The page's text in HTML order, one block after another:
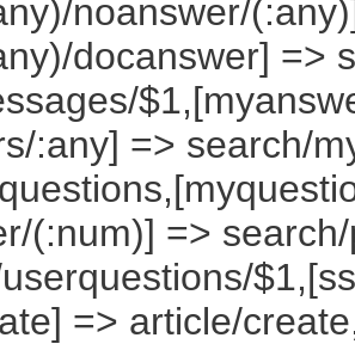
noanswer/
docanswer] =>
:any] => search/
(:num)] =>
=> article/